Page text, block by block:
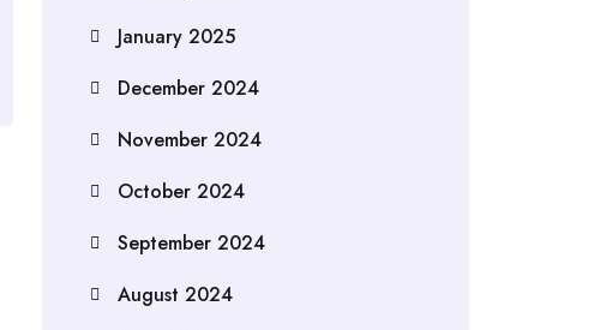
January 2025
December 2024
November 2024
October 2024
September 2024
August 2024